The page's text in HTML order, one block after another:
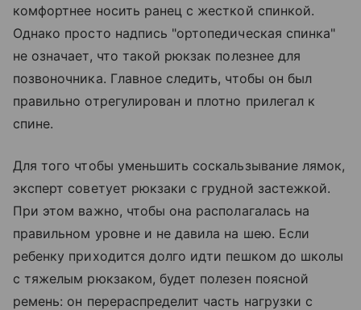
комфортнее носить ранец с жесткой спинкой.
Однако просто надпись "ортопедическая спинка"
не означает, что такой рюкзак полезнее для
позвоночника. Главное следить, чтобы он был
правильно отрегулирован и плотно прилегал к
спине.
Для того чтобы уменьшить соскальзывание лямок,
эксперт советует рюкзаки с грудной застежкой.
При этом важно, чтобы она располагалась на
правильном уровне и не давила на шею. Если
ребенку приходится долго идти пешком до школы
с тяжелым рюкзаком, будет полезен поясной
ремень: он перераспределит часть нагрузки с